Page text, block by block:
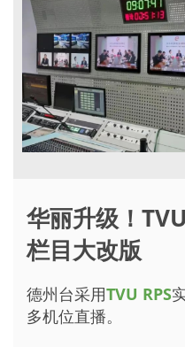
华丽升级！
栏目大改版
德州台采用TVU RPS
多机位直播。